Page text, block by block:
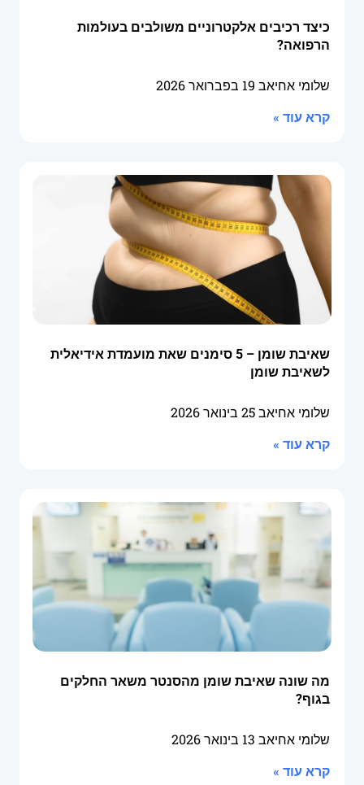
כיצד רכיבים אלקטרוניים משולבים בעולמות
הרפואה?
שלומי אחיאב 19 בפברואר 2026
קרא עוד »
שאיבת שומן – 5 סימנים שאת מועמדת אידיאלית
לשאיבת שומן
שלומי אחיאב25 בינואר 2026
קרא עוד »
מה שונה שאיבת שומן מהסנטר משאר החלקים
בגוף?
שלומי אחיאב 13 בינואר 2026
קרא עוד »